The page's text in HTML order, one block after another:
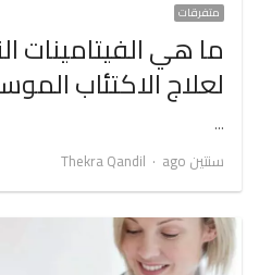
متفرقات
ما هي الفيتامينات
لعلاج الاكتئاب
…
سنتين ago
Author
Thekra Qandil